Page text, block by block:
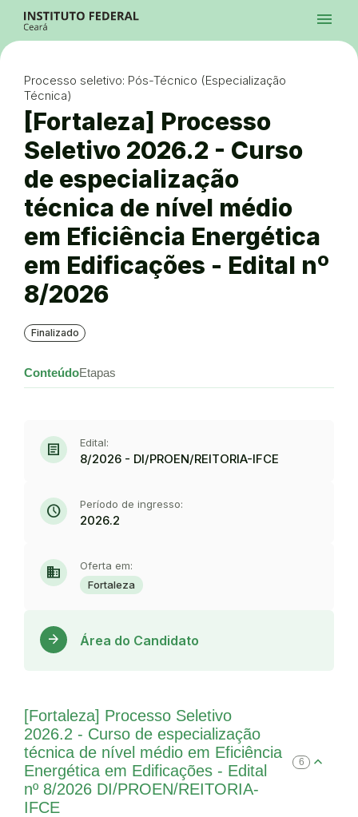
Ir para a busca
Ir para o menu principal
Ir para o conteúdo
Alto Contraste
Login da Área Administrativa
Acessibilidade
menu
InstagramTwitter/XFacebook
Processo seletivo: Pós-Técnico (Especialização
Técnica)
[Fortaleza] Processo
Seletivo 2026.2 - Curso
de especialização
técnica de nível médio
em Eficiência Energética
em Edificações - Edital nº
8/2026
Finalizado
ConteúdoEtapas
article Edital:
8/2026 - DI/PROEN/REITORIA-IFCE
schedule Período de ingresso:
2026.2
domain
Oferta em:
Fortaleza
arrow_forward Área do Candidato
[Fortaleza] Processo Seletivo
2026.2 - Curso de especialização
técnica de nível médio em Eficiência
Energética em Edificações - Edital
nº 8/2026 DI/PROEN/REITORIA-
IFCE
6